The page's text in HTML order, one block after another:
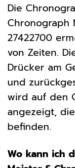
Die
Chronograph
27422700
von Zeiten.
Drücker am
und
wird auf den
angezeigt,
befinden.
Wo kann ich